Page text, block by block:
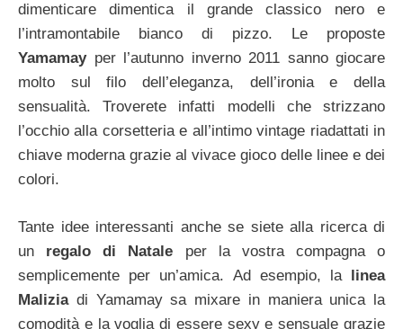
dimenticare dimentica il grande classico nero e
l’intramontabile bianco di pizzo. Le proposte
Yamamayper l’autunno inverno 2011 sanno giocare
molto sul filo dell’eleganza, dell’ironia e della
sensualità. Troverete infatti modelli che strizzano
l’occhio alla corsetteria e all’intimo vintage riadattati in
chiave moderna grazie al vivace gioco delle linee e dei
colori.
Tante idee interessanti anche se siete alla ricerca di
un regalo di Natale per la vostra compagna o
semplicemente per un’amica. Ad esempio, lalinea
Maliziadi Yamamay sa mixare in maniera unica la
comodità e la voglia di essere sexy e sensuale grazie